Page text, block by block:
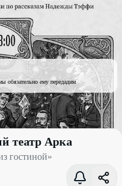
обязательно ему передадим
гостиной» со скидкой
театр Арка
гостиной»